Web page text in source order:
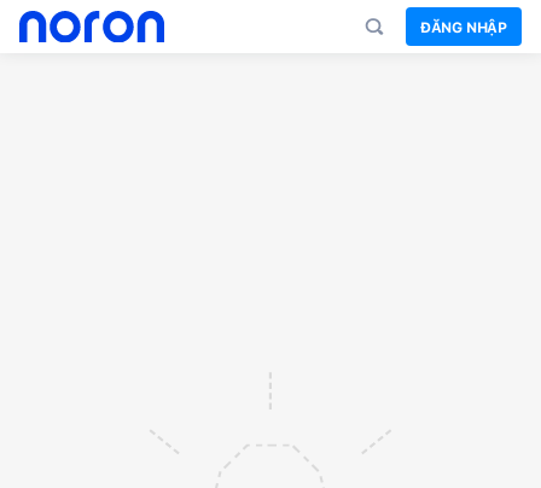
ĐĂNG NHẬP